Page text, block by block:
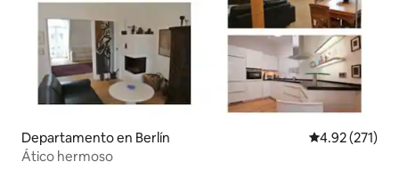
Departamento en Berlín Calificación
4.92 (271)
Ático hermoso